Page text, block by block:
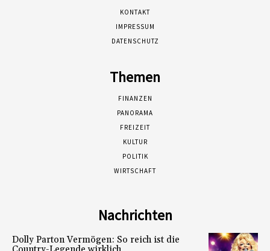
KONTAKT
IMPRESSUM
DATENSCHUTZ
Themen
FINANZEN
PANORAMA
FREIZEIT
KULTUR
POLITIK
WIRTSCHAFT
Nachrichten
Dolly Parton Vermögen: So reich ist die